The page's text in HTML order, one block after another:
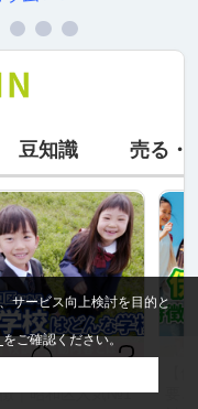
豆知識 売る・
】滝川小学校の概
｜昭和区人気№1
サービス向上検討を目的と
をご確認ください。